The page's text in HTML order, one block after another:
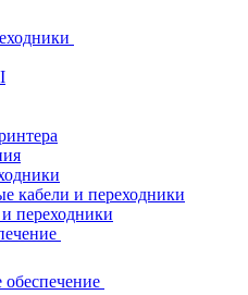
кабели и переходники
переходники